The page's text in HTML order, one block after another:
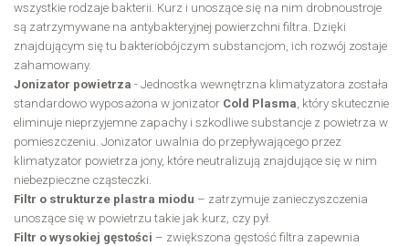
wszystkie rodzaje bakterii. Kurz i unoszące się na nim drobnoustroje
są zatrzymywane na antybakteryjnej powierzchni filtra. Dzięki
znajdującym się tu bakteriobójczym substancjom, ich rozwój zostaje
zahamowany.
Jonizator powietrza - Jednostka wewnętrzna klimatyzatora została
standardowo wyposażona w jonizator Cold Plasma, który skutecznie
eliminuje nieprzyjemne zapachy i szkodliwe substancje z powietrza w
pomieszczeniu. Jonizator uwalnia do przepływającego przez
klimatyzator powietrza jony, które neutralizują znajdujące się w nim
niebezpieczne cząsteczki.
Filtr o strukturze plastra miodu – zatrzymuje zanieczyszczenia
unoszące się w powietrzu takie jak kurz, czy pył.
Filtr o wysokiej gęstości – zwiększona gęstość filtra zapewnia